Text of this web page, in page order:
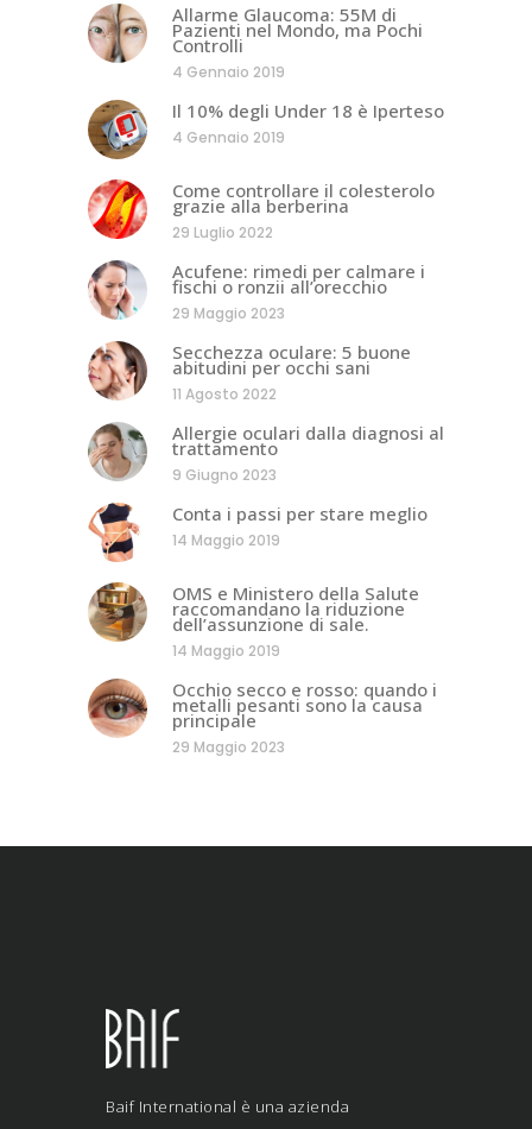
Allarme Glaucoma: 55M di
Pazienti nel Mondo, ma Pochi
Controlli
4 Gennaio 2019
Il 10% degli Under 18 è Iperteso
4 Gennaio 2019
Come controllare il colesterolo
grazie alla berberina
29 Luglio 2022
Acufene: rimedi per calmare i
fischi o ronzii all’orecchio
29 Maggio 2023
Secchezza oculare: 5 buone
abitudini per occhi sani
11 Agosto 2022
Allergie oculari dalla diagnosi al
trattamento
9 Giugno 2023
Conta i passi per stare meglio
14 Maggio 2019
OMS e Ministero della Salute
raccomandano la riduzione
dell’assunzione di sale.
14 Maggio 2019
Occhio secco e rosso: quando i
metalli pesanti sono la causa
principale
29 Maggio 2023
Baif International è una azienda